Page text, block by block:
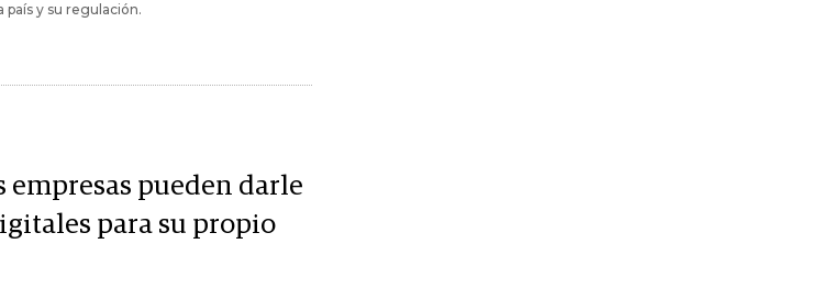
país y su regulación.
empresas pueden darle
para su propio